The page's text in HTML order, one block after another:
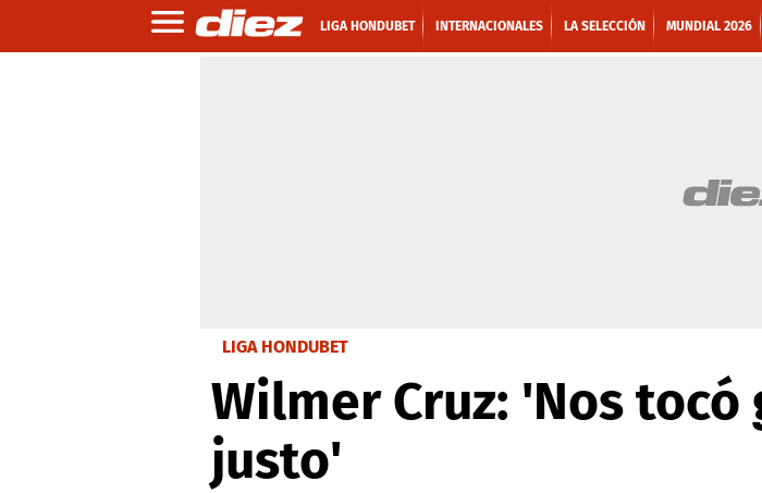
LIGA HONDUBET INTERNACIONALES LA SELECCIÓN MUNDIAL 2026
LIGA HONDUBET
Wilmer Cruz: 'Nos
justo'